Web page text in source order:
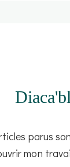
parus
mon